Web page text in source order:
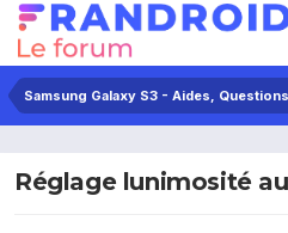
Samsung Galaxy S3 - Aides,
Réglage lunimosité